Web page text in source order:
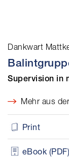
Dankwart
Supervision in
Mehr aus
Print
eBook (PDF)